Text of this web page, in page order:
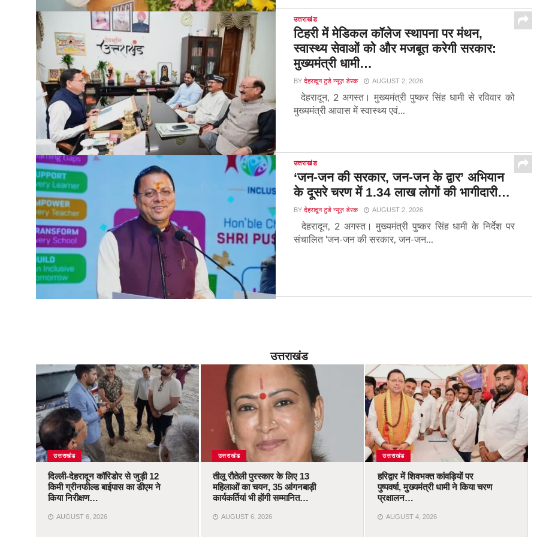
उत्तराखंड
टिहरी में मेडिकल कॉलेज स्थापना पर मंथन,
स्वास्थ्य सेवाओं को और मजबूत करेगी सरकार:
मुख्यमंत्री धामी…
BY देहरादून टुडे न्यूज़ डेस्क AUGUST 2, 2026
देहरादून, 2 अगस्त। मुख्यमंत्री पुष्कर सिंह धामी से रविवार को
मुख्यमंत्री आवास में स्वास्थ्य एवं...
उत्तराखंड
‘जन-जन की सरकार, जन-जन के द्वार’ अभियान
के दूसरे चरण में 1.34 लाख लोगों की भागीदारी…
BY देहरादून टुडे न्यूज़ डेस्क AUGUST 2, 2026
देहरादून, 2 अगस्त। मुख्यमंत्री पुष्कर सिंह धामी के निर्देश पर
संचालित ‘जन-जन की सरकार, जन-जन...
उत्तराखंड
उत्तराखंड
दिल्ली-देहरादून कॉरिडोर से जुड़ी 12
किमी ग्रीनफील्ड बाईपास का डीएम ने
किया निरीक्षण…
AUGUST 6, 2026
उत्तराखंड
तीलू रौतेली पुरस्कार के लिए 13
महिलाओं का चयन, 35 आंगनबाड़ी
कार्यकर्तियां भी होंगी सम्मानित…
AUGUST 6, 2026
उत्तराखंड
हरिद्वार में शिवभक्त कांवड़ियों पर
पुष्पवर्षा, मुख्यमंत्री धामी ने किया चरण
प्रक्षालन…
AUGUST 4, 2026